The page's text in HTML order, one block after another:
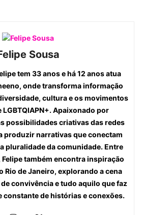
Sousa
tem 33 anos e há 12 anos atua
onde transforma informação
cultura e os movimentos
Apaixonado por
possibilidades criativas das redes
produzir narrativas que conectam
pluralidade da comunidade. Entre
também encontra inspiração
Rio de Janeiro, explorando a cena
convivência e tudo aquilo que faz
constante de histórias e conexões.